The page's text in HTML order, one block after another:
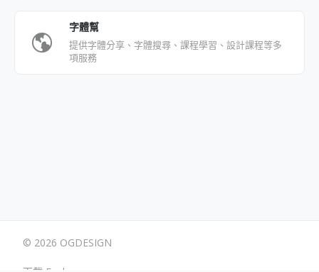
字體幫
提供字體分享、字體搜尋、課程學習、設計課程等多
項服務
© 2026 OGDESIGN